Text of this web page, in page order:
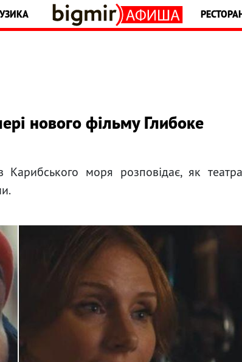
нового фільму Глибоке
Карибського моря розповідає, як